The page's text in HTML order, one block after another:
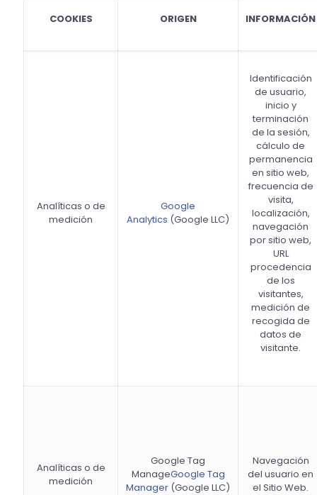
COOKIES ORIGEN INFORMACIÓN
Analíticas o de
medición
Google
Analytics (Google LLC)
Identificación
de usuario,
inicio y
terminación
de la sesión,
cálculo de
permanencia
en sitio web,
frecuencia de
visita,
localización,
navegación
por sitio web,
URL
procedencia
de los
visitantes,
medición de
recogida de
datos de
visitante.
Analíticas o de
medición
Google Tag
ManageGoogle Tag
Manager (Google LLC)
Navegación
del usuario en
el Sitio Web.